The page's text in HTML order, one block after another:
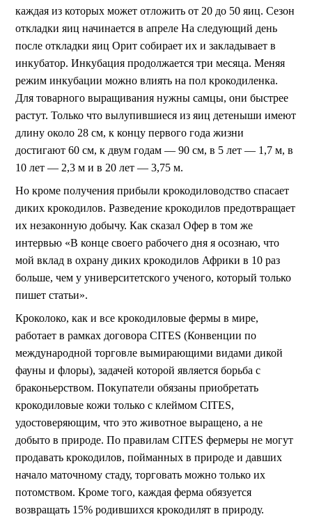
каждая из которых может отложить от 20 до 50 яиц. Сезон
откладки яиц начинается в апреле На следующий день
после откладки яиц Орит собирает их и закладывает в
инкубатор. Инкубация продолжается три месяца. Меняя
режим инкубации можно влиять на пол крокодиленка.
Для товарного выращивания нужны самцы, они быстрее
растут. Только что вылупившиеся из яиц детеныши имеют
длину около 28 см, к концу первого года жизни
достигают 60 см, к двум годам — 90 см, в 5 лет — 1,7 м, в
10 лет — 2,3 м и в 20 лет — 3,75 м.
Но кроме получения прибыли крокодиловодство спасает
диких крокодилов.Разведение крокодилов предотвращает
их незаконную добычу. Как сказал Офер в том же
интервью «В конце своего рабочего дня я осознаю, что
мой вклад в охрану диких крокодилов Африки в 10 раз
больше, чем у университетского ученого, который только
пишет статьи».
Кроколоко, как и все крокодиловые фермы в мире,
работает в рамках договораCITES (Конвенции по
международной торговле вымирающими видами дикой
фауны и флоры), задачей которой является борьба с
браконьерством. Покупатели обязаны приобретать
крокодиловые кожи только с клеймомCITES,
удостоверяющим, что это животное выращено, а не
добыто в природе.По правиламCITES фермеры не могут
продавать крокодилов, пойманных в природе и давших
начало маточному стаду, торговать можно только их
потомством. Кроме того, каждая ферма обязуется
возвращать 15% родившихся крокодилят в природу.